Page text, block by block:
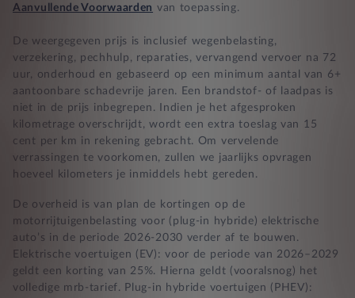
Aanvullende Voorwaarden van toepassing.
De weergegeven prijs is inclusief wegenbelasting,
verzekering, pechhulp, reparaties, vervangend vervoer na 72
uur, onderhoud en gebaseerd op een minimum aantal van 6+
aantoonbare schadevrije jaren. Een brandstof- of laadpas is
niet in de prijs inbegrepen. Indien je het afgesproken
kilometrage overschrijdt, wordt een extra toeslag van 15
cent per km in rekening gebracht. Om vervelende
verrassingen te voorkomen, zullen we jaarlijks opvragen
hoeveel kilometers je inmiddels hebt gereden.
De overheid is van plan de kortingen op de
motorrijtuigenbelasting voor (plug-in hybride) elektrische
auto’s in de periode 2026-2030 verder af te bouwen.
Elektrische voertuigen (EV): voor de periode van 2026–2029
geldt een korting van 25%. Hierna geldt (vooralsnog) het
volledige mrb-tarief. Plug-in hybride voertuigen (PHEV):